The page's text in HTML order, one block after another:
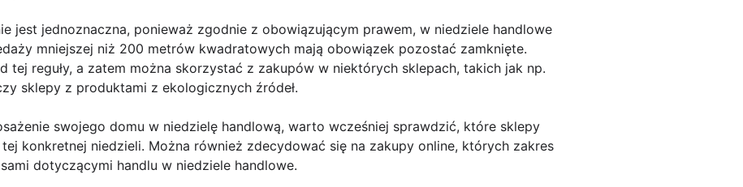
jest jednoznaczna, ponieważ zgodnie z obowiązującym prawem, w niedziele handlowe
mniejszej niż 200 metrów kwadratowych mają obowiązek pozostać zamknięte.
tej reguły, a zatem można skorzystać z zakupów w niektórych sklepach, takich jak np.
sklepy z produktami z ekologicznych źródeł.
swojego domu w niedzielę handlową, warto wcześniej sprawdzić, które sklepy
konkretnej niedzieli. Można również zdecydować się na zakupy online, których zakres
dotyczącymi handlu w niedziele handlowe.